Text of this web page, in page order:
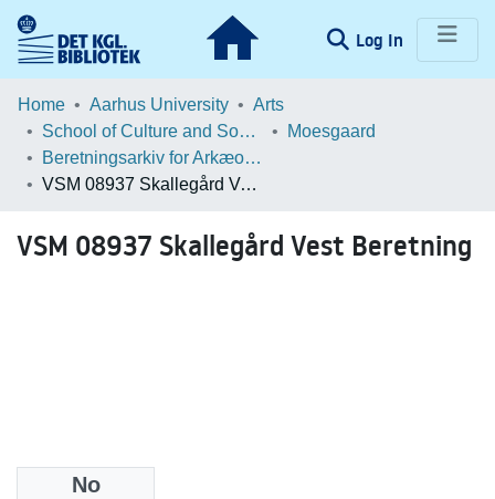
Log In (current)
Communities & Collections
Statistics
Home Aarhus University
Arts
School of Culture and Society
Moesgaard
Beretningsarkiv for Arkæologiske Undersøgelser
VSM 08937 Skallegård Vest Beretning
VSM 08937 Skallegård Vest Beretning
No